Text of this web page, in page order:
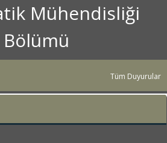
Mühendisliği
Bölümü
Tüm Duyurular